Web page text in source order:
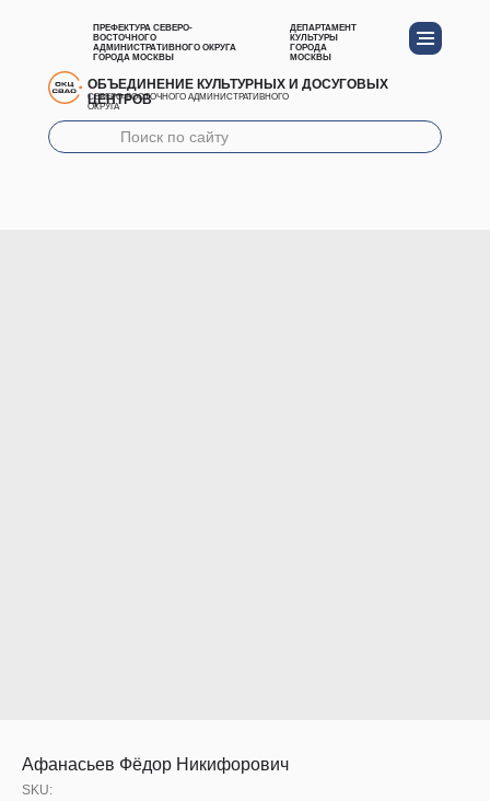
ПРЕФЕКТУРА СЕВЕРО-
ВОСТОЧНОГО
АДМИНИСТРАТИВНОГО ОКРУГА
ГОРОДА МОСКВЫ
ДЕПАРТАМЕНТ
КУЛЬТУРЫ
ГОРОДА
МОСКВЫ
ОБЪЕДИНЕНИЕ КУЛЬТУРНЫХ И ДОСУГОВЫХ
ЦЕНТРОВ
СЕВЕРО-ВОСТОЧНОГО АДМИНИСТРАТИВНОГО
ОКРУГА
Афанасьев Фёдор Никифорович
SKU: